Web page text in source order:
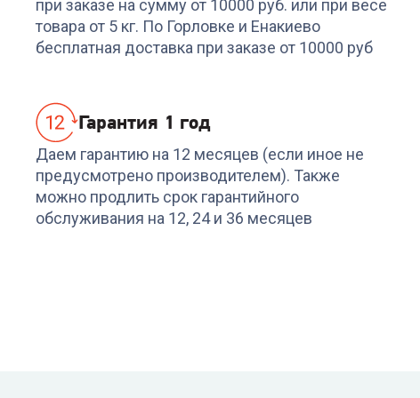
Odyssey Inverter
+1 214 бонусов
₽
Eclipse BPAC-10
EPB/N6 black
+1 079бонусов
при заказе на сумму от 10000 руб. или при весе
товара от 5 кг. По Горловке и Енакиево
бесплатная доставка при заказе от 10000 руб
Гарантия 1 год
Даем гарантию на 12 месяцев (если иное не
предусмотрено производителем). Также
можно продлить срок гарантийного
обслуживания на 12, 24 и 36 месяцев